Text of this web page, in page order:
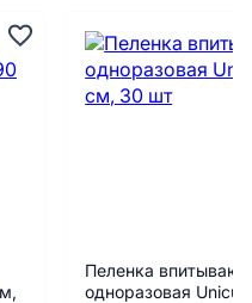
Пеленка
одноразовая